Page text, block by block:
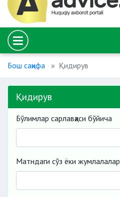
Бош саҳифа Қидирув
Қидирув
Бўлимлар сарлавҳаси бўйича
Матндаги сўз ёки